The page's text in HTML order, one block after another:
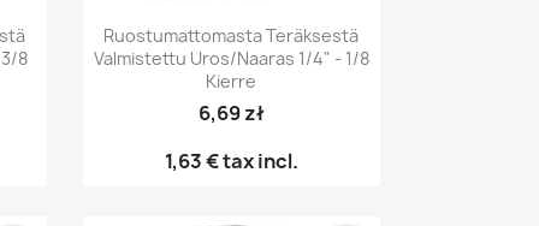
8
Pikakatselu
Ruostumattomasta Teräksestä
Valmistettu Uros/naaras 1/4" - 1/8
Kierre
6,69 zł
1,63 €tax incl.